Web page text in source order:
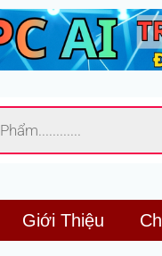
Giới Thiệu